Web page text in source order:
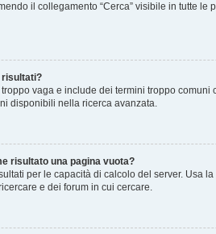
il collegamento “Cerca” visibile in tutte le
risultati?
vaga e include dei termini troppo
disponibili nella ricerca avanzata.
risultato una pagina vuota?
per le capacità di calcolo del server. Usa
e dei forum in cui cercare.